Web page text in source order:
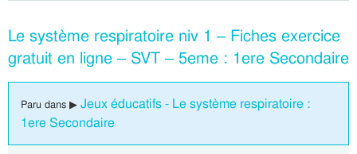
Le système respiratoire niv 1 – Fiches exercice
gratuit en ligne – SVT – 5eme : 1ere Secondaire
Paru dans ▶ Jeux éducatifs - Le système respiratoire :
1ere Secondaire